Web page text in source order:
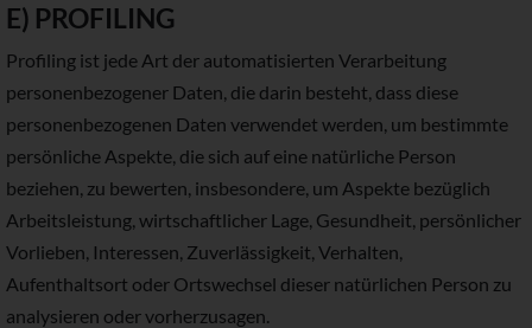
E) PROFILING
Profiling ist jede Art der automatisierten Verarbeitung
personenbezogener Daten, die darin besteht, dass diese
personenbezogenen Daten verwendet werden, um bestimmte
persönliche Aspekte, die sich auf eine natürliche Person
beziehen, zu bewerten, insbesondere, um Aspekte bezüglich
Arbeitsleistung, wirtschaftlicher Lage, Gesundheit, persönlicher
Vorlieben, Interessen, Zuverlässigkeit, Verhalten,
Aufenthaltsort oder Ortswechsel dieser natürlichen Person zu
analysieren oder vorherzusagen.